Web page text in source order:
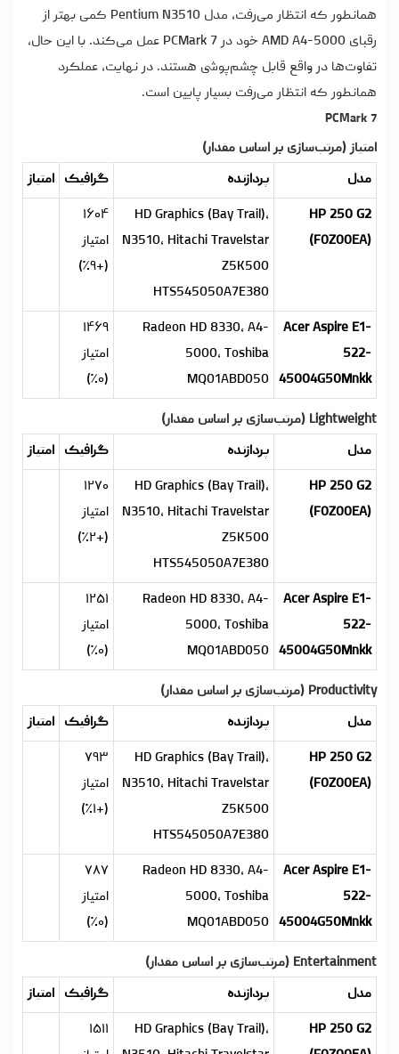
همانطور که انتظار می‌رفت، مدل Pentium N3510 کمی بهتر از
رقبای AMD A4-5000 خود در PCMark 7 عمل می‌کند. با این حال،
تفاوت‌ها در واقع قابل چشم‌پوشی هستند. در نهایت، عملکرد
همانطور که انتظار می‌رفت بسیار پایین است.
PCMark 7
امتیاز (مرتب‌سازی بر اساس مقدار)
مدل
پردازنده گرافیک امتیاز
HP 250 G2
(F0Z00EA)
HD Graphics (Bay Trail),
N3510, Hitachi Travelstar
Z5K500
HTS545050A7E380
۱۶۰۴
امتیاز
(+۹٪)
Acer Aspire E1-
522-
45004G50Mnkk
Radeon HD 8330, A4-
5000, Toshiba
MQ01ABD050
۱۴۶۹
امتیاز
(۰٪)
Lightweight (مرتب‌سازی بر اساس مقدار)
مدل
پردازنده گرافیک امتیاز
HP 250 G2
(F0Z00EA)
HD Graphics (Bay Trail),
N3510, Hitachi Travelstar
Z5K500
HTS545050A7E380
۱۲۷۰
امتیاز
(+۲٪)
Acer Aspire E1-
522-
45004G50Mnkk
Radeon HD 8330, A4-
5000, Toshiba
MQ01ABD050
۱۲۵۱
امتیاز
(۰٪)
Productivity (مرتب‌سازی بر اساس مقدار)
مدل
پردازنده گرافیک امتیاز
HP 250 G2
(F0Z00EA)
HD Graphics (Bay Trail),
N3510, Hitachi Travelstar
Z5K500
HTS545050A7E380
۷۹۳
امتیاز
(+۱٪)
Acer Aspire E1-
522-
45004G50Mnkk
Radeon HD 8330, A4-
5000, Toshiba
MQ01ABD050
۷۸۷
امتیاز
(۰٪)
Entertainment (مرتب‌سازی بر اساس مقدار)
مدل
پردازنده گرافیک امتیاز
HP 250 G2
HD Graphics (Bay Trail),
۱۵۱۱